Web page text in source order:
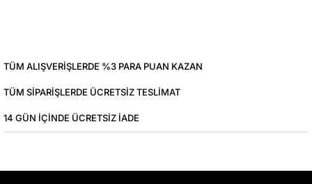
TÜM ALIŞVERIŞLERDE %3 PARA PUAN KAZAN
TÜM SIPARIŞLERDE ÜCRETSIZ TESLIMAT
14 GÜN IÇINDE ÜCRETSIZ IADE